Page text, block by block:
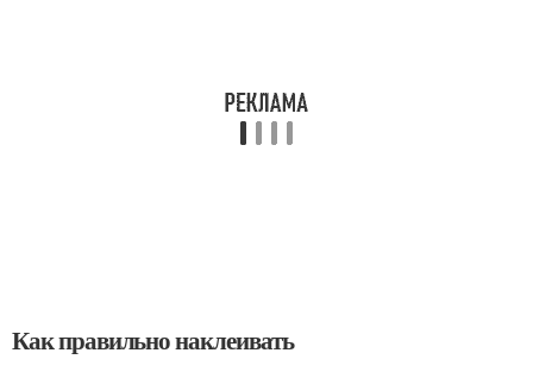
Как правильно наклеивать